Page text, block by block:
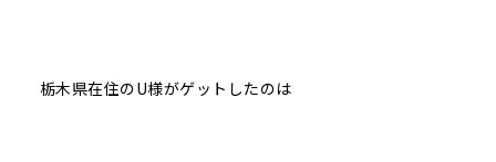
栃木県在住のU様がゲットしたのは